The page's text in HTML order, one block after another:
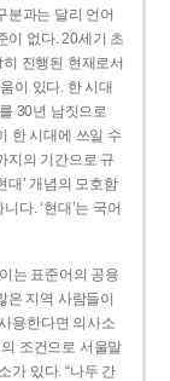
분과는 달리 언어
이 없다. 20세기 초
진행된 현재로서
이 있다. 한 시대
30년 남짓으로
한 시대에 쓰일 수
지의 기간으로 규
대’ 개념의 모호함
다. ‘현대’는 국어
는 표준어의 공용
지역 사람들이
용한다면 의사소
조건으로 서울말
가 있다. “나두 간